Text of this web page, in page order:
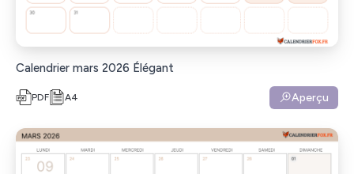
Calendrier mars 2026 Élégant
PDF A4 Aperçu